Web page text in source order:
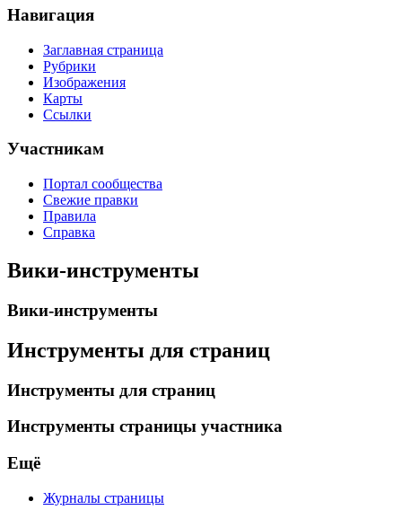
Навигация
Заглавная страница
Рубрики
Изображения
Карты
Ссылки
Участникам
Портал сообщества
Свежие правки
Правила
Справка
Вики-инструменты
Вики-инструменты
Инструменты для страниц
Инструменты для страниц
Инструменты страницы участника
Ещё
Журналы страницы